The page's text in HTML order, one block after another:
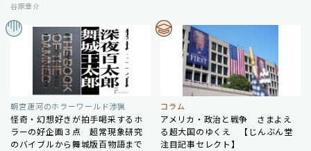
谷原章介
朝宮運河のホラーワールド渉猟
怪奇・幻想好きが拍手喝采するホ
ラーの好企画３点 超常現象研究
のバイブルから舞城版百物語まで
コラム
アメリカ・政治と戦争 さまよえ
る超大国のゆくえ 【じんぶん堂
注目記事セレクト】